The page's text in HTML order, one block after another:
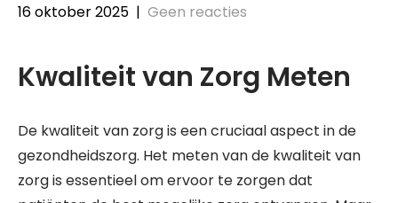
16 oktober 2025 | Geen reacties
Kwaliteit van Zorg Meten
De kwaliteit van zorg is een cruciaal aspect in de
gezondheidszorg. Het meten van de kwaliteit van
zorg is essentieel om ervoor te zorgen dat